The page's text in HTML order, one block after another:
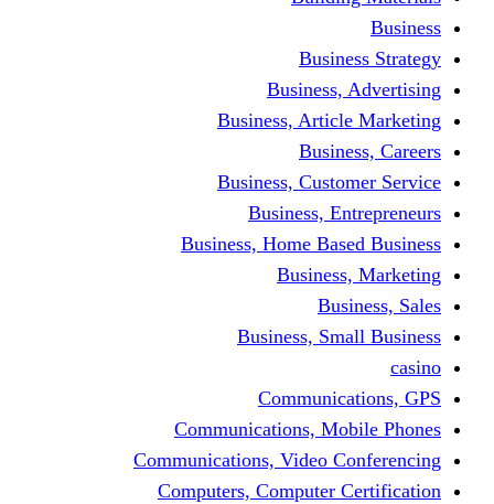
Business,
Business,
Business,
Business,
Business, Home
Business,
Communications,
Communications, Video
Computers, Computer